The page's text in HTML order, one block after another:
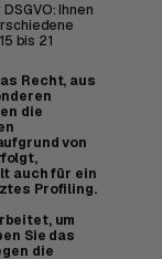
Ihnen
bis 21
Recht, aus
die
von
auch für ein
Profiling.
um
Sie das
die